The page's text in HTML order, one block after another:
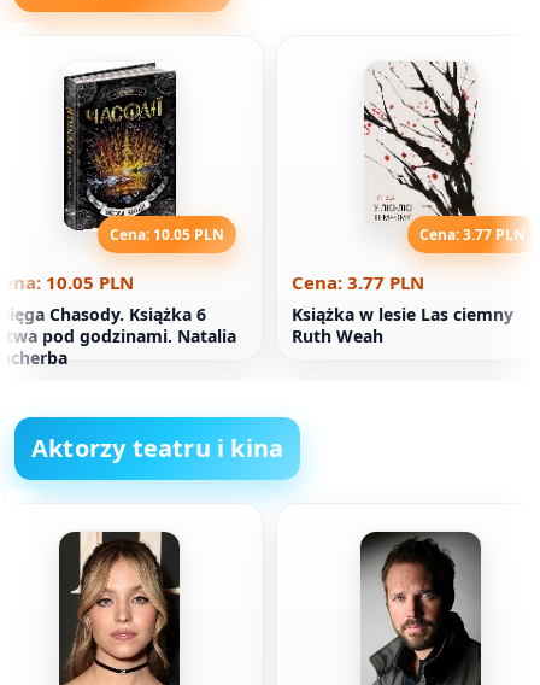
Cena: 10.05 PLN
10.05 PLN
Chasody. Książka 6
pod godzinami. Natalia
Cena: 3.77 PLN
Cena: 3.77 PLN
Książka w lesie Las ciemny
Ruth Weah
Aktorzy teatru i kina